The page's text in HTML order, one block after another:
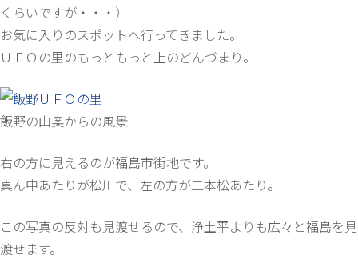
くらいですが・・・）
お気に入りのスポットへ行ってきました。
ＵＦＯの里のもっともっと上のどんづまり。
飯野の山奥からの風景
右の方に見えるのが福島市街地です。
真ん中あたりが松川で、左の方が二本松あたり。
この写真の反対も見渡せるので、浄土平よりも広々と福島を見
渡せます。